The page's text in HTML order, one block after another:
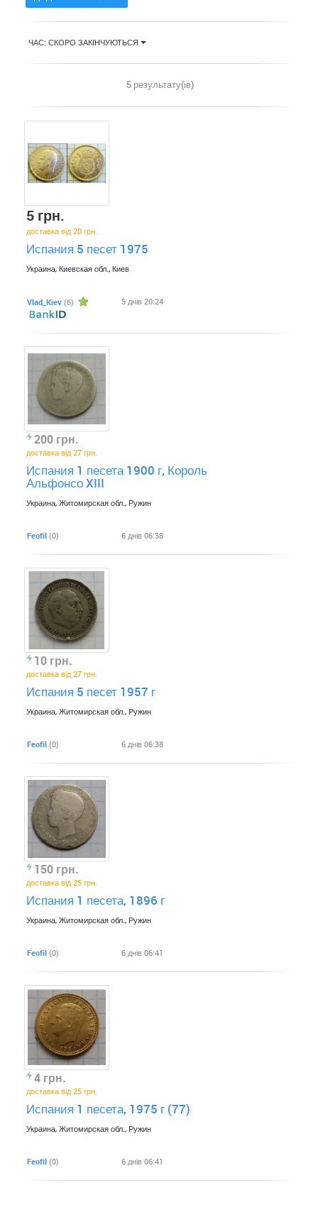
ЧАС: СКОРО ЗАКІНЧУЮТЬСЯ
5 результату(ів)
5 грн.
доставка від 20 грн.
Испания 5 песет 1975
Украина, Киевская обл., Киев
Vlad_Kiev (6) 5 днів 20:24
200 грн.
доставка від 27 грн.
Испания 1 песета 1900 г, Король
Альфонсо XIII
Украина, Житомирская обл., Ружин
Feofil (0) 6 днів 06:38
10 грн.
доставка від 27 грн.
Испания 5 песет 1957 г
Украина, Житомирская обл., Ружин
Feofil (0) 6 днів 06:38
150 грн.
доставка від 25 грн.
Испания 1 песета, 1896 г
Украина, Житомирская обл., Ружин
Feofil (0) 6 днів 06:41
4 грн.
доставка від 25 грн.
Испания 1 песета, 1975 г (77)
Украина, Житомирская обл., Ружин
Feofil (0) 6 днів 06:41